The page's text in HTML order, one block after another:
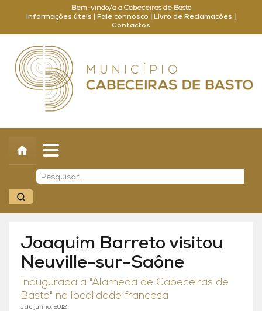
Bem-vindo/a a Cabeceiras de Basto
Informações úteis
Fale connosco Livro de Reclamações
Contactos
Concelho
Município
Turismo
Cultura
Outros
Balcão Online
Joaquim Barreto visitou
Neuville-sur-Saône
Inaugurada a "Alameda de Cabeceiras de
Basto" na localidade francesa
1 de junho, 2012